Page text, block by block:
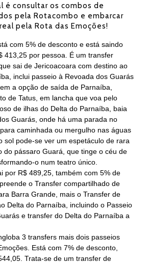
é consultar os combos de
pela Rotacombo e embarcar
pela Rota das Emoções!
com 5% de desconto e está saindo
413,25 por pessoa. É um transfer
sai de Jericoacoara com destino ao
inclui passeio à Revoada dos Guarás
a opção de saída de Parnaíba,
de Tatus, em lancha que voa pelo
de ilhas do Delta do Parnaíba, baia
Guarás, onde há uma parada no
caminhada ou mergulho nas águas
sol pode-se ver um espetáculo de rara
do pássaro Guará, que tinge o céu de
o num teatro único.
por R$ 489,25, também com 5% de
o Transfer compartilhado de
Barra Grande, mais o Transfer de
Delta do Parnaíba, incluindo o Passeio
e transfer do Delta do Parnaíba a
3 transfers mais dois passeios
Está com 7% de desconto,
Trata-se de um transfer de